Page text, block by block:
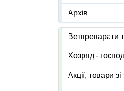
Архів
Ветпрепарати
Хозряд -
Акції, товари